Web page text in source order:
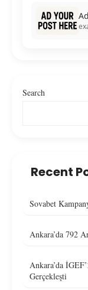
Search
Recent
Sovabet
Ankara’da 792
Ankara’da
Gerçekleşti